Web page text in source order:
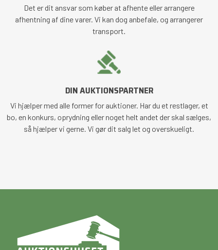
Det er dit ansvar som køber at afhente eller arrangere
afhentning af dine varer. Vi kan dog anbefale, og arrangerer
transport.
DIN AUKTIONSPARTNER
Vi hjælper med alle former for auktioner. Har du et restlager, et
bo, en konkurs, oprydning eller noget helt andet der skal sælges,
så hjælper vi gerne. Vi gør dit salg let og overskueligt.